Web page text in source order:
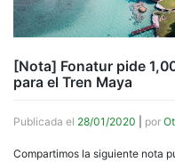
[Nota] Fonatur pide
para el Tren Maya
Publicada el 28/01/2020 por
Compartimos la siguiente nota